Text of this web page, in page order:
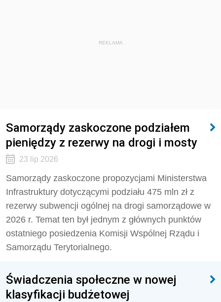
REKLAMA
Samorządy zaskoczone podziałem
pieniędzy z rezerwy na drogi i mosty
23 lip 2026
Samorządy zaskoczone propozycjami Ministerstwa
Infrastruktury dotyczącymi podziału 475 mln zł z
rezerwy subwencji ogólnej na drogi samorządowe w
2026 r. Temat ten był jednym z głównych punktów
ostatniego posiedzenia Komisji Wspólnej Rządu i
Samorządu Terytorialnego.
Świadczenia społeczne w nowej
klasyfikacji budżetowej